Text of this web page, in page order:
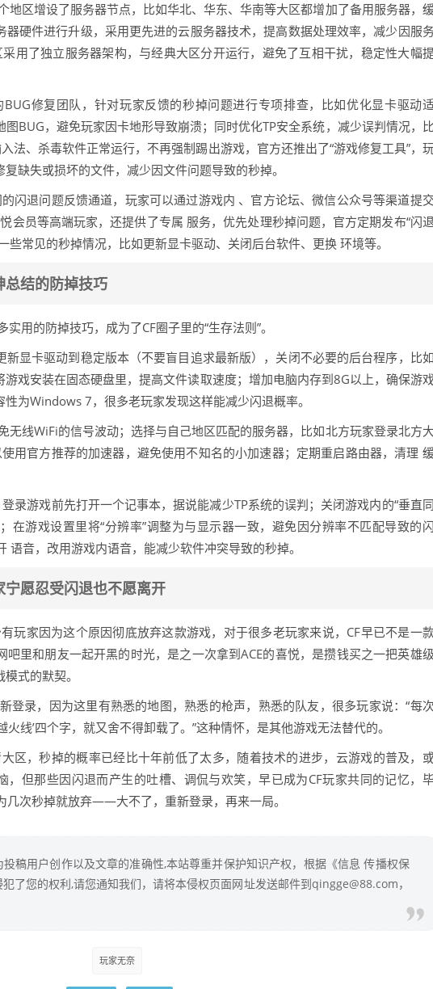
地区增设了服务器节点，比如华北、华东、华南等大区都增加了备用服务器，
硬件进行升级，采用更先进的云服务器技术，提高数据处理效率，减少因服务
用了独立服务器架构，与经典大区分开运行，避免了互相干扰，稳定性大幅提
修复团队，针对玩家反馈的秒掉问题进行专项排查，比如优化显卡驱动
BUG，避免玩家因卡地形导致崩溃；同时优化TP安全系统，减少误判情况，比
法、杀毒软件正常运行，不再强制踢出游戏，官方还推出了“游戏修复工具”，
缺失或损坏的文件，减少因文件问题导致的秒掉。
闪退问题反馈通道，玩家可以通过游戏内 、官方论坛、微信公众号等渠道提交
会员等高端玩家，还提供了专属 服务，优先处理秒掉问题，官方定期发布“闪退
些常见的秒掉情况，比如更新显卡驱动、关闭后台软件、更换 环境等。
总结的防掉技巧
用的防掉技巧，成为了CF圈子里的“生存法则”。
显卡驱动到稳定版本（不要盲目追求最新版），关闭不必要的后台程序，比如
戏安装在固态硬盘里，提高文件读取速度；增加电脑内存到8G以上，确保游
为Windows 7，很多老玩家发现这样能减少闪退概率。
无线WiFi的信号波动；选择与自己地区匹配的服务器，比如北方玩家登录北方大
用官方推荐的加速器，避免使用不知名的小加速器；定期重启路由器，清理
录游戏前先打开一个记事本，据说能减少TP系统的误判；关闭游戏内的“垂直同
在游戏设置里将“分辨率”调整为与显示器一致，避免因分辨率不匹配导致的闪
语音，改用游戏内语音，能减少软件冲突导致的秒掉。
愿忍受闪退也不愿离开
玩家因为这个原因彻底放弃这款游戏，对于很多老玩家来说，CF早已不是一
里和朋友一起开黑的时光，是之一次拿到ACE的喜悦，是攒钱买之一把英雄级
式的默契。
登录，因为这里有熟悉的地图，熟悉的枪声，熟悉的队友，很多玩家说：“每次
线’四个字，就又舍不得卸载了。”这种情怀，是其他游戏无法替代的。
区，秒掉的概率已经比十年前低了太多，随着技术的进步，云游戏的普及，
，但那些因闪退而产生的吐槽、调侃与欢笑，早已成为CF玩家共同的记忆，
几次秒掉就放弃——大不了，重新登录，再来一局。
稿用户创作以及文章的准确性,本站尊重并保护知识产权，根据《信息 传播权保
了您的权利,请您通知我们，请将本侵权页面网址发送邮件到qingge@88.com，
玩家无奈